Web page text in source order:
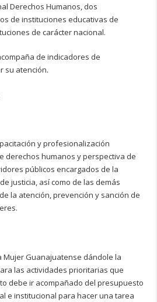
Derechos Humanos, dos
de instituciones educativas de
de carácter nacional.
de indicadores de
su atención.
y profesionalización
derechos humanos y perspectiva de
públicos encargados de la
justicia, así como de las demás
la atención, prevención y sanción de
Mujer Guanajuatense dándole la
las actividades prioritarias que
debe ir acompañado del presupuesto
e institucional para hacer una tarea